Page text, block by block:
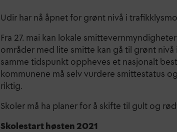
Udir har nå åpnet for grønt nivå i
Fra 27. mai kan lokale
områder med lite smitte kan gå til grønt nivå
samme tidspunkt oppheves et nasjonalt
kommunene må selv vurdere smittestatus
riktig.
Skoler må ha planer for å skifte til gult og
Skolestart høsten 2021